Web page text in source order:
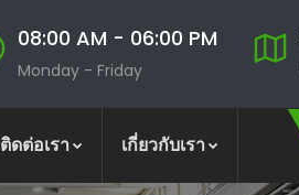
08:00 AM - 06:00 PM
Monday - Friday
ติดต่อเรา เกี่ยวกับเรา